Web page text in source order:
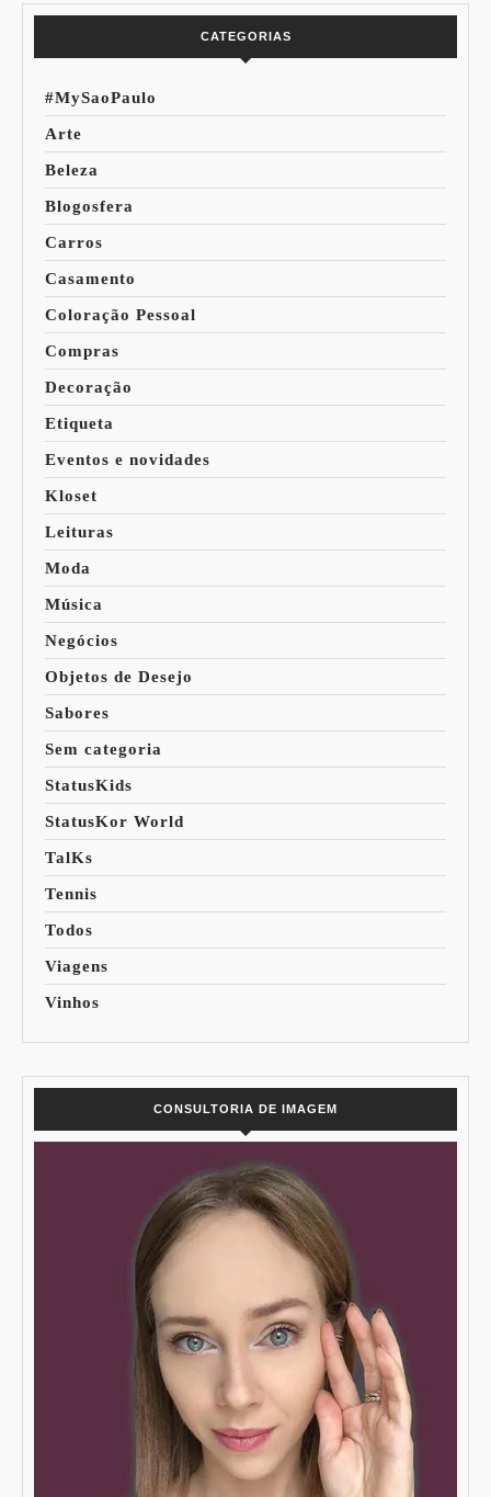
CATEGORIAS
#MySaoPaulo
Arte
Beleza
Blogosfera
Carros
Casamento
Coloração Pessoal
Compras
Decoração
Etiqueta
Eventos e novidades
Kloset
Leituras
Moda
Música
Negócios
Objetos de Desejo
Sabores
Sem categoria
StatusKids
StatusKor World
TalKs
Tennis
Todos
Viagens
Vinhos
CONSULTORIA DE IMAGEM